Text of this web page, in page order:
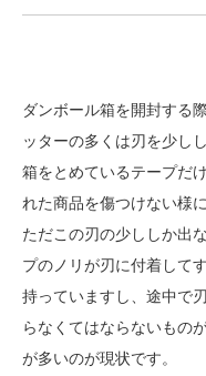
ダンボール箱を開封する
ッターの多くは刃を少し
箱をとめているテープだ
れた商品を傷つけない様
ただこの刃の少ししか出
プのノリが刃に付着して
持っていますし、途中で
らなくてはならないもの
が多いのが現状です。